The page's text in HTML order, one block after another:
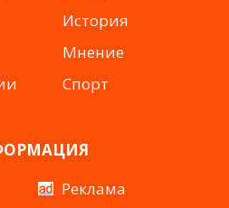
История
Мнение
Спорт
Реклама